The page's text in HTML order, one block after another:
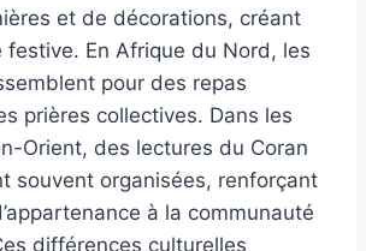
et de décorations, créant
festive. En Afrique du Nord, les
pour des repas
prières collectives. Dans les
Orient, des lectures du Coran
souvent organisées, renforçant
à la communauté
différences culturelles